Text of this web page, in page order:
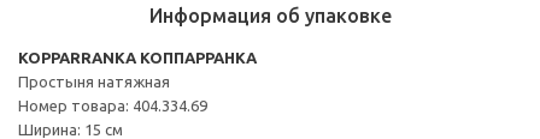
Информация об упаковке
KOPPARRANKA КОППАРРАНКА
Простыня натяжная
Номер товара: 404.334.69
Ширина: 15 см